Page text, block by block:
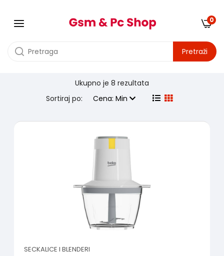
Pretraži
0
Proizvodjač:beko
Ukupno je 8 rezultata
Sortiraj po:
Cena: Min
SECKALICE I BLENDERI